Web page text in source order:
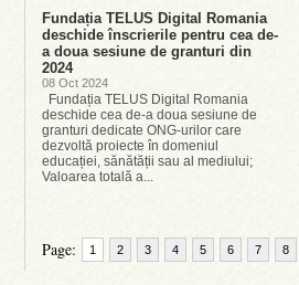
Fundația TELUS Digital Romania
deschide înscrierile pentru cea de-
a doua sesiune de granturi din
2024
08 Oct 2024
Fundația TELUS Digital Romania
deschide cea de-a doua sesiune de
granturi dedicate ONG-urilor care
dezvoltă proiecte în domeniul
educației, sănătății sau al mediului;
Valoarea totală a...
Page: 1 2 3 4 5 6 7 8